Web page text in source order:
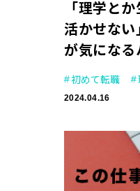
「理学と
活かせない
が気になる
初めて転職
2024.04.16